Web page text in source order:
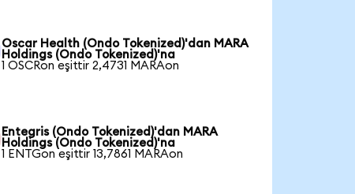
Oscar Health (Ondo Tokenized)'dan MARA
Holdings (Ondo Tokenized)'na
1 OSCRon eşittir 2,4731 MARAon
Entegris (Ondo Tokenized)'dan MARA
Holdings (Ondo Tokenized)'na
1 ENTGon eşittir 13,7861 MARAon